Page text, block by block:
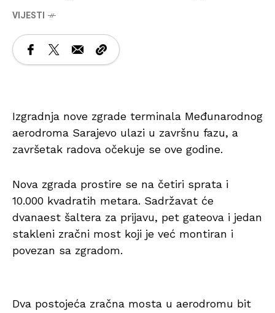
VIJESTI
Izgradnja nove zgrade terminala Međunarodnog
aerodroma Sarajevo ulazi u završnu fazu, a
završetak radova očekuje se ove godine.
Nova zgrada prostire se na četiri sprata i
10.000 kvadratih metara. Sadržavat će
dvanaest šaltera za prijavu, pet gateova i jedan
stakleni zračni most koji je već montiran i
povezan sa zgradom.
Dva postojeća zračna mosta u aerodromu bit